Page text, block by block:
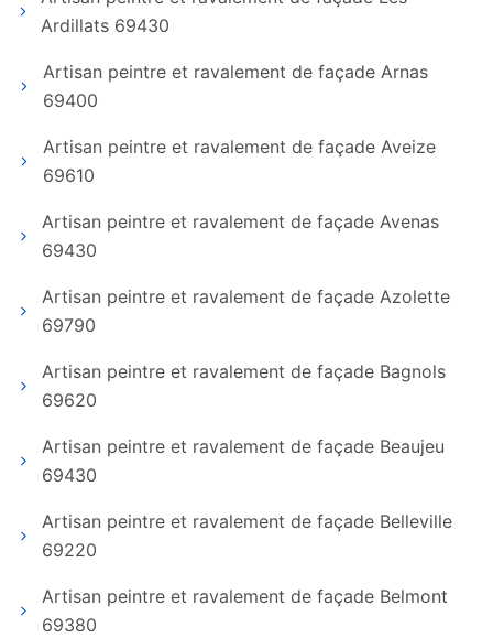
Ardillats 69430
Artisan peintre et ravalement de façade Arnas
69400
Artisan peintre et ravalement de façade Aveize
69610
Artisan peintre et ravalement de façade Avenas
69430
Artisan peintre et ravalement de façade Azolette
69790
Artisan peintre et ravalement de façade Bagnols
69620
Artisan peintre et ravalement de façade Beaujeu
69430
Artisan peintre et ravalement de façade Belleville
69220
Artisan peintre et ravalement de façade Belmont
69380